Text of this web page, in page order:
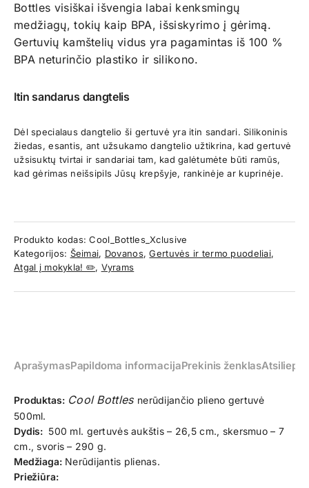
Bottles visiškai išvengia labai kenksmingų
medžiagų, tokių kaip BPA, išsiskyrimo į gėrimą.
Gertuvių kamštelių vidus yra pagamintas iš 100 %
BPA neturinčio plastiko ir silikono.
Itin sandarus dangtelis
Dėl specialaus dangtelio ši gertuvė yra itin sandari. Silikoninis
žiedas, esantis, ant užsukamo dangtelio užtikrina, kad gertuvė
užsisuktų tvirtai ir sandariai tam, kad galėtumėte būti ramūs,
kad gėrimas neišsipils Jūsų krepšyje, rankinėje ar kuprinėje.
Produkto kodas:Cool_Bottles_Xclusive
Kategorijos: Šeimai, Dovanos,Gertuvės ir termo puodeliai,
Atgal į mokykla! ✏️, Vyrams
AprašymasPapildoma informacijaPrekinis ženklas
Produktas: Cool Bottles nerūdijančio plieno gertuvė
500ml.
Dydis: 500 ml. gertuvės aukštis – 26,5 cm., skersmuo – 7
cm., svoris – 290 g.
Medžiaga:Nerūdijantis plienas.
Priežiūra: